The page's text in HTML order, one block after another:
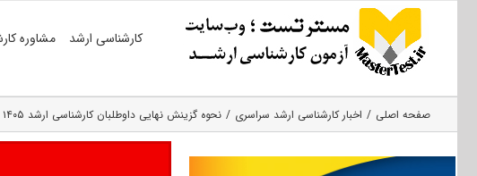
کارشناسی ارشد مشاوره
صفحه اصلی اخبار کارشناسی ارشد سراسری نحوه گزینش نهایی داوطلبان کارشناسی ارشد ۱۴۰۵